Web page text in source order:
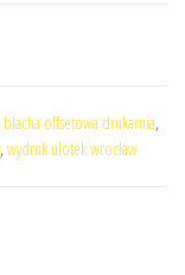
blacha offsetowa drukarnia,
, wydruk ulotek wrocław